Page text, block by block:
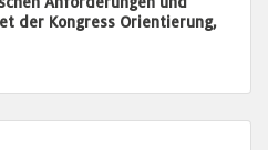
der Kongress Orientierung,